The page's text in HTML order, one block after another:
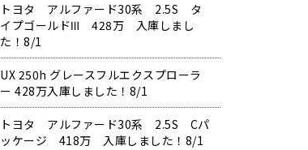
トヨタ アルファード30系 2.5S タ
イプゴールドⅢ 428万 入庫しまし
た！8/1
UX 250h グレースフルエクスプローラ
ー 428万入庫しました！8/1
トヨタ アルファード30系 2.5S Cパ
ッケージ 418万 入庫しました！8/1